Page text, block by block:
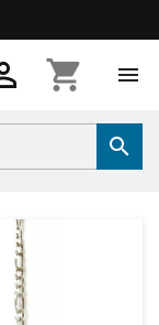
shopping_cart 
